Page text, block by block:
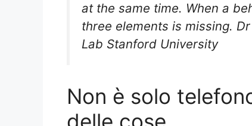
at the same time. When a
three elements is missing.
Lab Stanford University
Non è solo